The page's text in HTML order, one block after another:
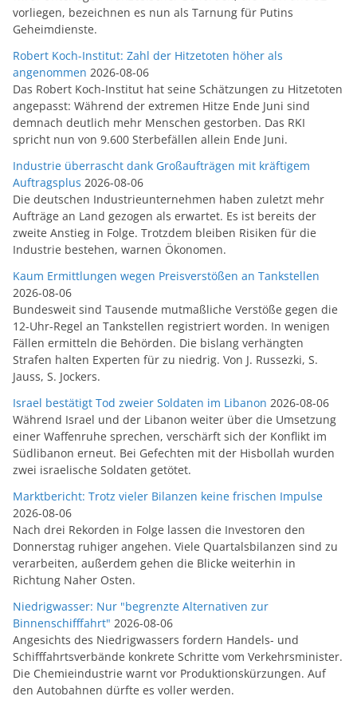
vorliegen, bezeichnen es nun als Tarnung für Putins
Geheimdienste.
Robert Koch-Institut: Zahl der Hitzetoten höher als
angenommen 2026-08-06
Das Robert Koch-Institut hat seine Schätzungen zu Hitzetoten
angepasst: Während der extremen Hitze Ende Juni sind
demnach deutlich mehr Menschen gestorben. Das RKI
spricht nun von 9.600 Sterbefällen allein Ende Juni.
Industrie überrascht dank Großaufträgen mit kräftigem
Auftragsplus 2026-08-06
Die deutschen Industrieunternehmen haben zuletzt mehr
Aufträge an Land gezogen als erwartet. Es ist bereits der
zweite Anstieg in Folge. Trotzdem bleiben Risiken für die
Industrie bestehen, warnen Ökonomen.
Kaum Ermittlungen wegen Preisverstößen an Tankstellen
2026-08-06
Bundesweit sind Tausende mutmaßliche Verstöße gegen die
12-Uhr-Regel an Tankstellen registriert worden. In wenigen
Fällen ermitteln die Behörden. Die bislang verhängten
Strafen halten Experten für zu niedrig. Von J. Russezki, S.
Jauss, S. Jockers.
Israel bestätigt Tod zweier Soldaten im Libanon 2026-08-06
Während Israel und der Libanon weiter über die Umsetzung
einer Waffenruhe sprechen, verschärft sich der Konflikt im
Südlibanon erneut. Bei Gefechten mit der Hisbollah wurden
zwei israelische Soldaten getötet.
Marktbericht: Trotz vieler Bilanzen keine frischen Impulse
2026-08-06
Nach drei Rekorden in Folge lassen die Investoren den
Donnerstag ruhiger angehen. Viele Quartalsbilanzen sind zu
verarbeiten, außerdem gehen die Blicke weiterhin in
Richtung Naher Osten.
Niedrigwasser: Nur "begrenzte Alternativen zur
Binnenschifffahrt" 2026-08-06
Angesichts des Niedrigwassers fordern Handels- und
Schifffahrtsverbände konkrete Schritte vom Verkehrsminister.
Die Chemieindustrie warnt vor Produktionskürzungen. Auf
den Autobahnen dürfte es voller werden.